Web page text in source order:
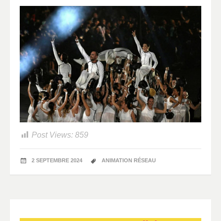
Post Views: 859
2 SEPTEMBRE 2024 ANIMATION RÉSEAU